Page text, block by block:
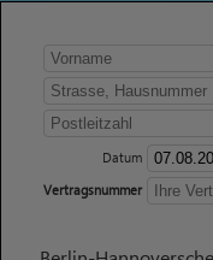
Datum
Vertragsnummer